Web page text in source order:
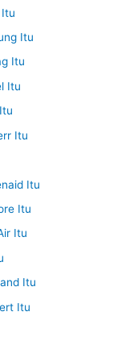
Itu
Itu
Itu
Itu
Itu
Itu
Itu
Itu
Itu